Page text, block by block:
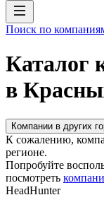
Поиск по
Каталог
в
Компании в других
К сожалению,
регионе.
Попробуйте
посмотреть
HeadHunter